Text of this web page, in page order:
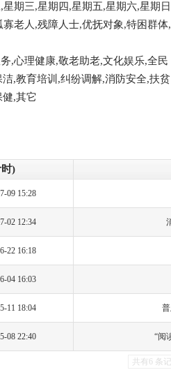
期三,星期四,星期五,星期六,星期日
老人,残障人士,优抚对象,特困群体,
,心理健康,敬老助老,文化娱乐,全民
,教育培训,纠纷调解,消防安全,扶贫
,其它